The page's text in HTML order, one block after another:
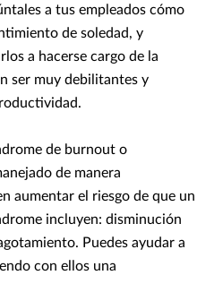
a tus empleados cómo
de soledad, y
a hacerse cargo de la
ser muy debilitantes y
de burnout o
de manera
aumentar el riesgo de que un
incluyen: disminución
Puedes ayudar a
con ellos una